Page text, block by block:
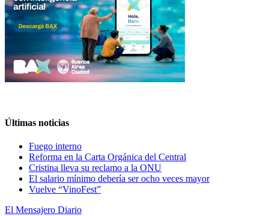
Últimas noticias
Fuego interno
Reforma en la Carta Orgánica del Central
Cristina lleva su reclamo a la ONU
El salario mínimo debería ser ocho veces mayor
Vuelve “VinoFest”
El Mensajero Diario